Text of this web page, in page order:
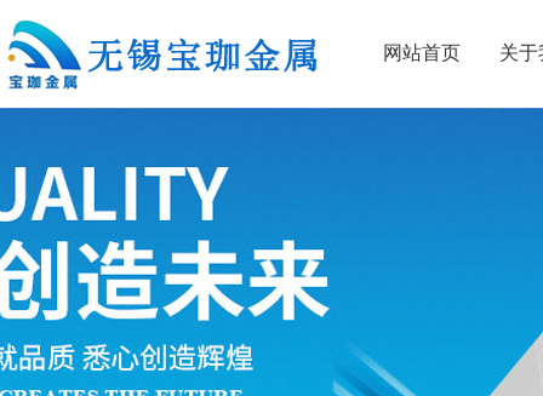
网站首页 关于